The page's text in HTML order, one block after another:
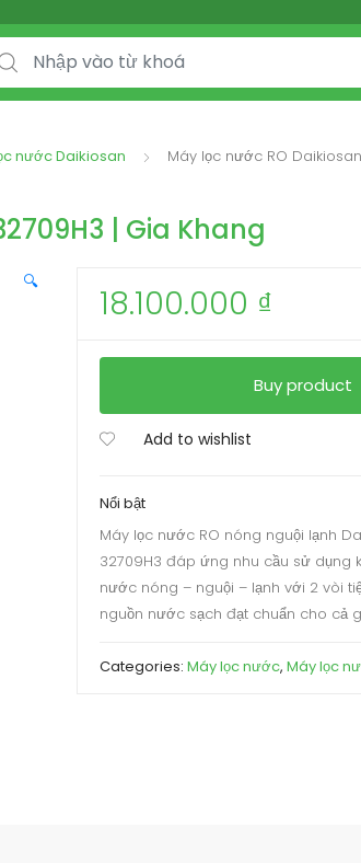
nước Daikiosan Máy lọc nước RO
| Gia Khang
🔍
18.100.000 ₫
Buy product
Add to wishlist
Nổi bật
Máy lọc nước RO nóng nguội lạnh
32709H3 đáp ứng nhu cầu sử dụng
nước nóng – nguội – lạnh với 2 vòi
nguồn nước sạch đạt chuẩn cho cả
Categories: Máy lọc nước, Máy lọc